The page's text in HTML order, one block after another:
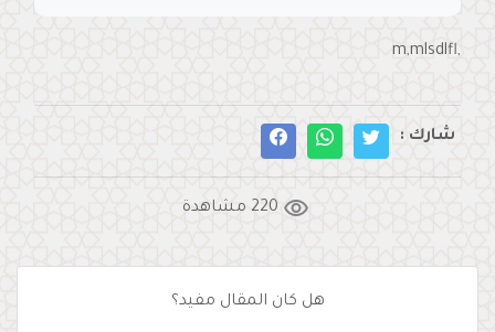
,m,mlsdlfl
شارك :
visibility 220 مشاهدة
هل كان المقال مفيد؟